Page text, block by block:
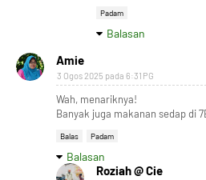
Padam
Balasan
Amie
3 Ogos 2025 pada 6:31 PG
Wah, menariknya!
Banyak juga makanan sedap di
Balas Padam
Balasan
Roziah @ Cie